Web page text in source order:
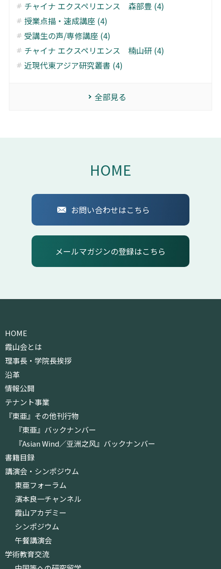
チャイナ エクスペリエンス 森部豊 (4)
授業点描・速成講座 (4)
受講生の声/専修講座 (4)
チャイナ エクスペリエンス 楠山研 (4)
近現代東アジア研究叢書 (4)
全部見る
HOME
お問い合わせはこちら
メールマガジンの登録はこちら
HOME
霞山会とは
理事長・学院長挨拶
沿革
情報公開
テナント事業
『東亜』その他刊行物
『東亜』バックナンバー
『Asian Wind／亚洲之风』バックナンバー
書籍目録
講演会・シンポジウム
東亜フォーラム
濱本良一チャンネル
霞山アカデミー
シンポジウム
午餐講演会
学術教育交流